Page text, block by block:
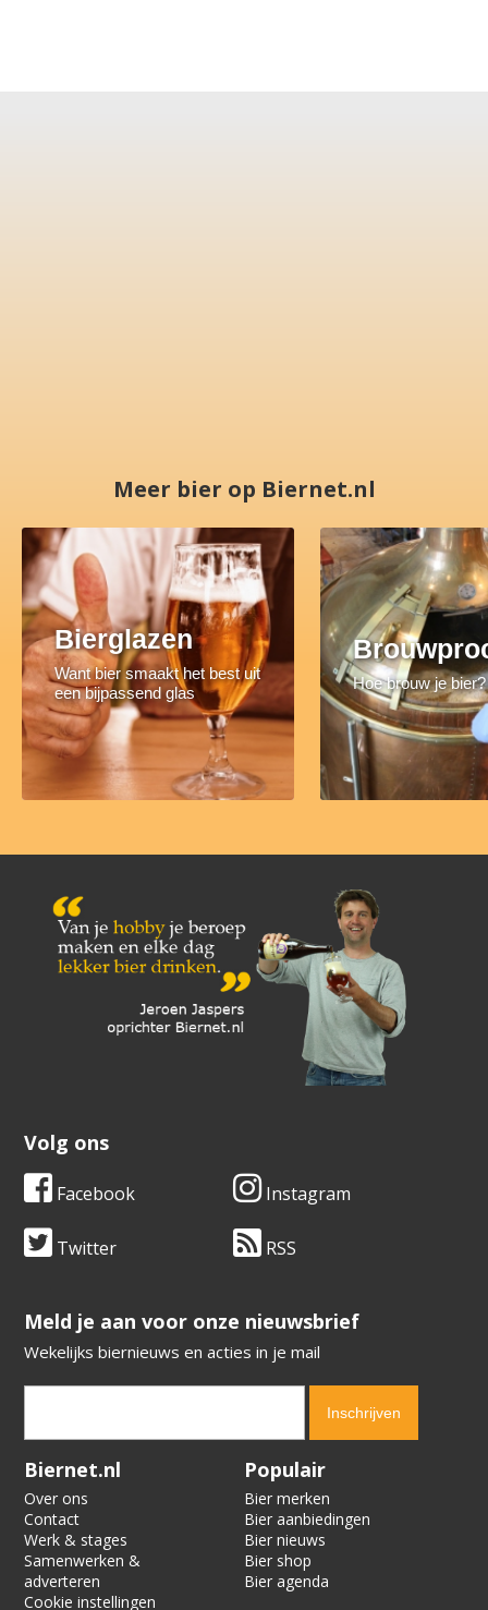
Meer bier op Biernet.nl
Bierglazen
Want bier smaakt het best uit
een bijpassend glas
Hoe brouw je bier?
Volg ons
Facebook Instagram
Twitter RSS
​​​​​​​Meld je aan voor onze nieuwsbrief
Wekelijks biernieuws en acties in je mail
Verification code:
Biernet.nl
Over ons
Contact
Werk & stages
Samenwerken &
adverteren
Cookie instellingen
Populair
Bier merken
Bier aanbiedingen
Bier nieuws
Bier shop
Bier agenda